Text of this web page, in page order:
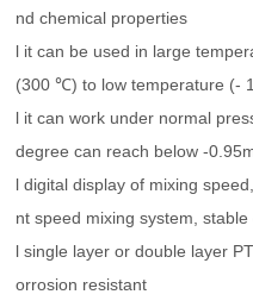
nd chemical properties
l it can be used in large
(300 ℃) to low temperature (-
l it can work under normal
degree can reach below -
l digital display of mixing
nt speed mixing system, stable
l single layer or double layer
orrosion resistant